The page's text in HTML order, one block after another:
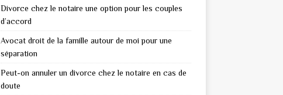
Divorce chez le notaire une option pour les couples
d’accord
Avocat droit de la famille autour de moi pour une
séparation
Peut-on annuler un divorce chez le notaire en cas de
doute